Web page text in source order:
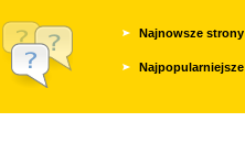
Najnowsze strony
Najpopularniejsze